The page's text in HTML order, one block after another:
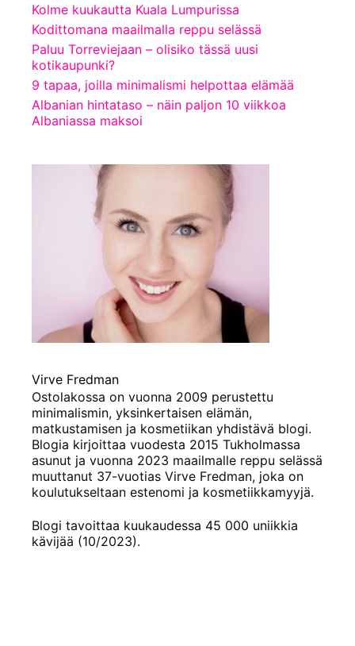
Kolme kuukautta Kuala Lumpurissa
Kodittomana maailmalla reppu selässä
Paluu Torreviejaan – olisiko tässä uusi
kotikaupunki?
9 tapaa, joilla minimalismi helpottaa elämää
Albanian hintataso – näin paljon 10 viikkoa
Albaniassa maksoi
Virve Fredman
Ostolakossa on vuonna 2009 perustettu
minimalismin, yksinkertaisen elämän,
matkustamisen ja kosmetiikan yhdistävä blogi.
Blogia kirjoittaa vuodesta 2015 Tukholmassa
asunut ja vuonna 2023 maailmalle reppu selässä
muuttanut 37-vuotias Virve Fredman, joka on
koulutukseltaan estenomi ja kosmetiikkamyyjä.
Blogi tavoittaa kuukaudessa 45 000 uniikkia
kävijää (10/2023).